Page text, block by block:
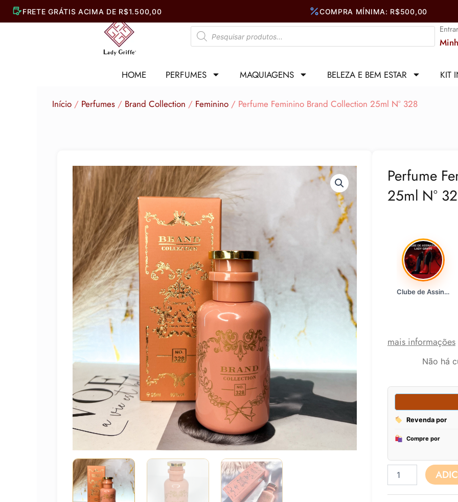
Pesquisar
produtos
HOME PERFUMES MAQUIAGENS BELEZA E BEM ESTAR KIT
Início / Perfumes / Brand Collection / Feminino / Perfume Feminino Brand Collection 25ml N° 328
Perfume
25ml N°
Clube de Assinatura Lady Griffe
mais informações
Não há
Feminino